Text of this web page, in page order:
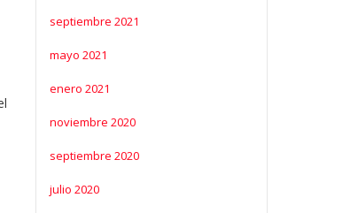
septiembre 2021
mayo 2021
enero 2021
noviembre 2020
septiembre 2020
julio 2020